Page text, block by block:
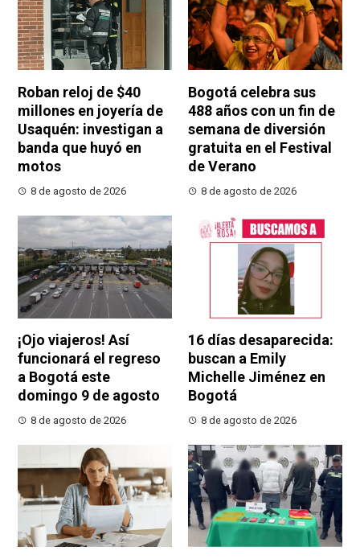
Roban reloj de $40
millones en joyería de
Usaquén: investigan a
banda que huyó en
motos
8 de agosto de 2026
Bogotá celebra sus
488 años con un fin de
semana de diversión
gratuita en el Festival
de Verano
8 de agosto de 2026
¡Ojo viajeros! Así
funcionará el regreso
a Bogotá este
domingo 9 de agosto
8 de agosto de 2026
16 días desaparecida:
buscan a Emily
Michelle Jiménez en
Bogotá
8 de agosto de 2026